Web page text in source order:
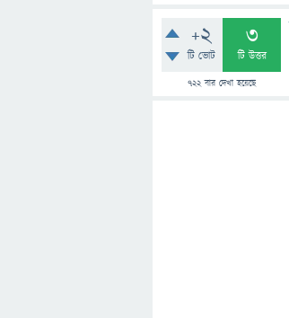
+2
টি ভোট
3
টি উত্তর
722বার দেখা হয়েছে